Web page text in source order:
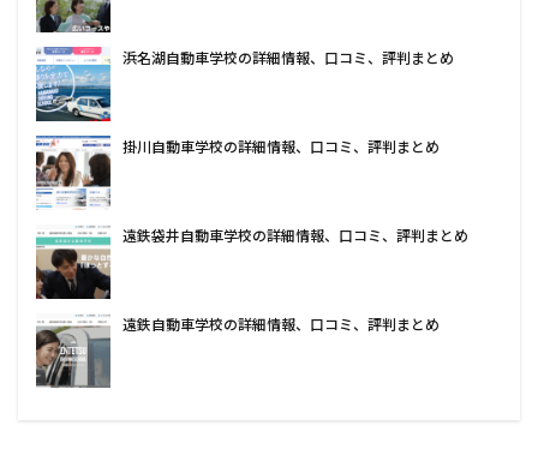
浜名湖自動車学校の詳細情報、口コミ、評判まとめ
掛川自動車学校の詳細情報、口コミ、評判まとめ
遠鉄袋井自動車学校の詳細情報、口コミ、評判まとめ
遠鉄自動車学校の詳細情報、口コミ、評判まとめ